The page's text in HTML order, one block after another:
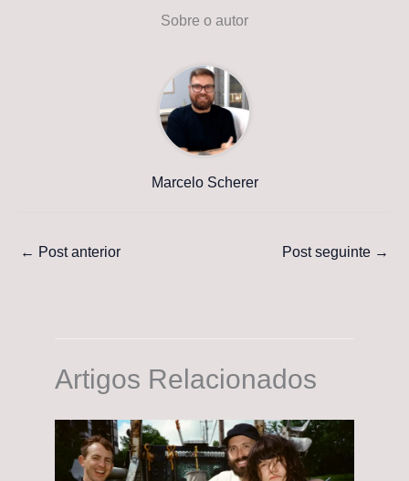
Sobre o autor
Marcelo Scherer
← Post anterior Post seguinte →
Artigos Relacionados